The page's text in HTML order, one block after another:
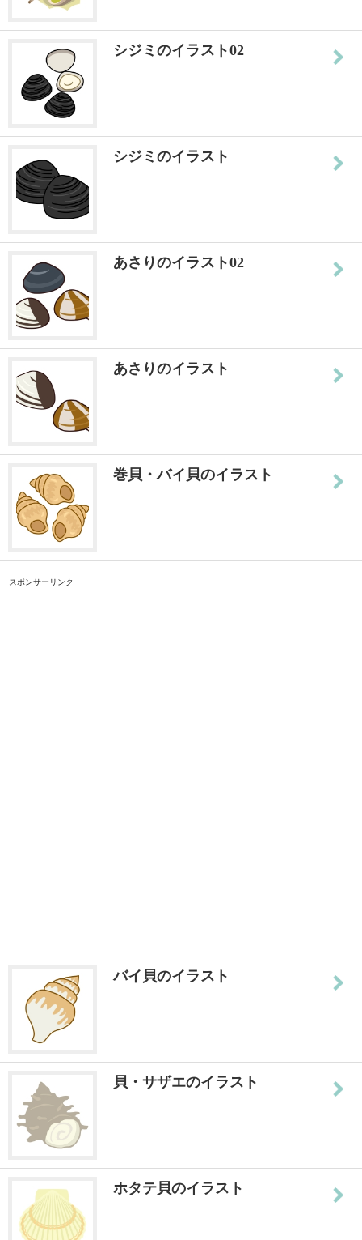
シジミのイラスト02
シジミのイラスト
あさりのイラスト02
あさりのイラスト
巻貝・バイ貝のイラスト
スポンサーリンク
バイ貝のイラスト
貝・サザエのイラスト
ホタテ貝のイラスト